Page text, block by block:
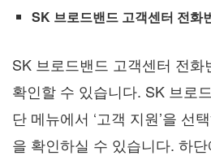
SK 브로드밴드 고객센터 전화
SK 브로드밴드 고객센터 전화
확인할 수 있습니다. SK 브로
단 메뉴에서 ‘고객 지원’을 선
을 확인하실 수 있습니다. 하